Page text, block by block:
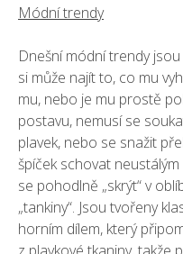
Módní trendy
Dnešní módní trendy
si může najít to, co mu
mu, nebo je mu prostě
postavu, nemusí se
plavek, nebo se snažit
špíček schovat
se pohodlně „skrýt“ v
„tankiny“. Jsou tvořeny
horním dílem, který